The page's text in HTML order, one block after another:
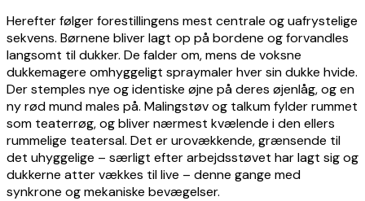
Herefter følger forestillingens mest centrale og uafrystelige
sekvens. Børnene bliver lagt op på bordene og forvandles
langsomt til dukker. De falder om, mens de voksne
dukkemagere omhyggeligt spraymaler hver sin dukke hvide.
Der stemples nye og identiske øjne på deres øjenlåg, og en
ny rød mund males på. Malingstøv og talkum fylder rummet
som teaterrøg, og bliver nærmest kvælende i den ellers
rummelige teatersal. Det er urovækkende, grænsende til
det uhyggelige – særligt efter arbejdsstøvet har lagt sig og
dukkerne atter vækkes til live – denne gange med
synkrone og mekaniske bevægelser.